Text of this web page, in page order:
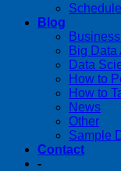
Schedule
Blog
Big Data
Data
How to
How to
News
Other
Sample
Contact
-